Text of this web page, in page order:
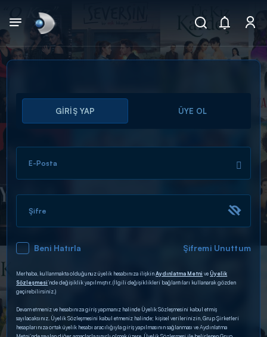
Arama
ARAMA SONUÇLARI
DİĞER SONUÇLAR
GİRİŞ YAP ÜYE OL
E-Posta
Şifre
Beni Hatırla Şifremi Unuttum
Merhaba, kullanmakta olduğunuz üyelik hesabınıza ilişkinAydınlatma Metni veÜyelik
Sözleşmesi’nde değişiklik yapılmıştır. (İlgili değişiklikleri bağlantıları kullanarak gözden
geçirebilirsiniz.)
Devam etmeniz ve hesabınıza giriş yapmanız halinde Üyelik Sözleşmesini kabul etmiş
sayılacaksınız. Üyelik Sözleşmesini kabul etmeniz halinde; kişisel verilerinizin, Grup Şirketleri
hesaplarınıza ortak üyelik hesabı aracılığıyla giriş yapılmasının sağlanması ve Aydınlatma